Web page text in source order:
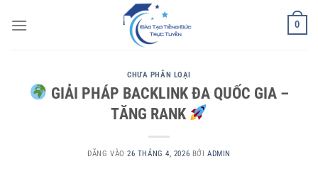
qua
0
CHƯA PHÂN LOẠI
GIẢI PHÁP BACKLINK ĐA QUỐC GIA –
TĂNG RANK
ĐĂNG VÀO26 THÁNG 4, 2026 BỞI ADMIN